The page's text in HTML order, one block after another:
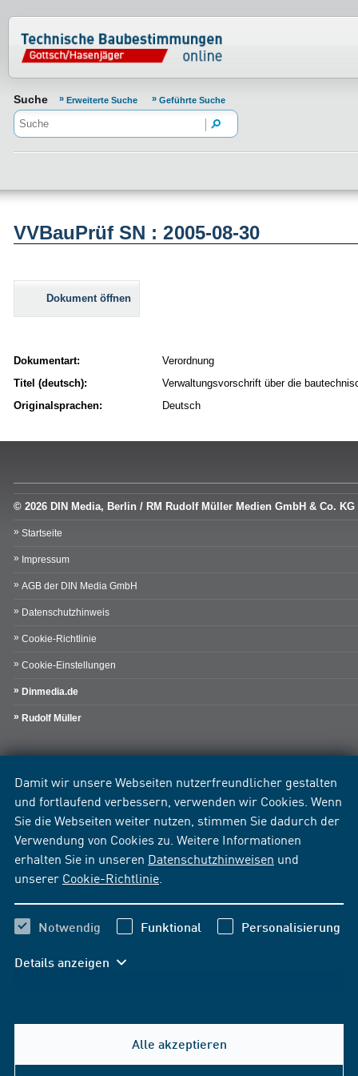
Damit wir unsere Webseiten nutzerfreundlicher gestalten
und fortlaufend verbessern, verwenden wir Cookies. Wenn
Sie die Webseiten weiter nutzen, stimmen Sie dadurch der
Verwendung von Cookies zu. Weitere Informationen
erhalten Sie in unseren Datenschutzhinweisen und
unserer Cookie-Richtlinie
Notwendig Funktional Personalisierung
Details anzeigen
Alle akzeptieren
Normenportal Barrierefreiheit
Suche Erweiterte Suche Geführte Suche
VVBauPrüf SN : 2005-08-30
Dokument öffnen
Dokumentart:
Verordnung
Titel (deutsch):
Verwaltungsvorschrift über die
Originalsprachen:
Deutsch
© 2026 DIN Media, Berlin / RM Rudolf Müller Medien GmbH & Co. KG
Startseite
Impressum
AGB der DIN Media GmbH
Datenschutzhinweis
Cookie-Richtlinie
Cookie-Einstellungen
Dinmedia.de
Rudolf Müller
Hilfe & Kontakt